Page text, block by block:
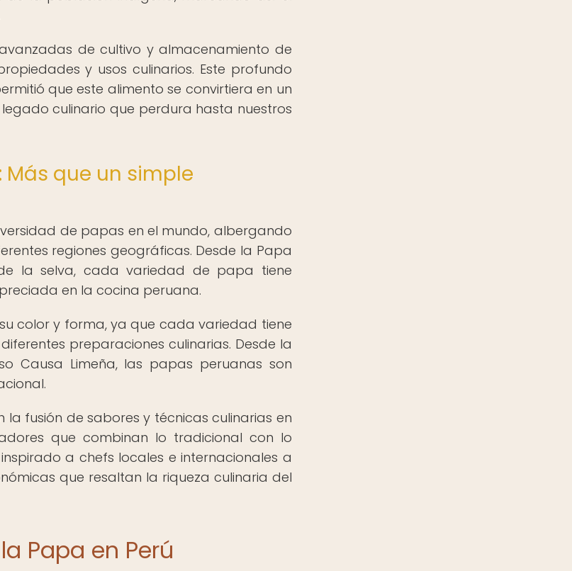
de cultivo y almacenamiento de
y usos culinarios. Este profundo
que este alimento se convirtiera en un
culinario que perdura hasta nuestros
Más que un simple
de papas en el mundo, albergando
regiones geográficas. Desde la Papa
la selva, cada variedad de papa tiene
en la cocina peruana.
color y forma, ya que cada variedad tiene
preparaciones culinarias. Desde la
Causa Limeña, las papas peruanas son
fusión de sabores y técnicas culinarias en
que combinan lo tradicional con lo
a chefs locales e internacionales a
que resaltan la riqueza culinaria del
Papa en Perú